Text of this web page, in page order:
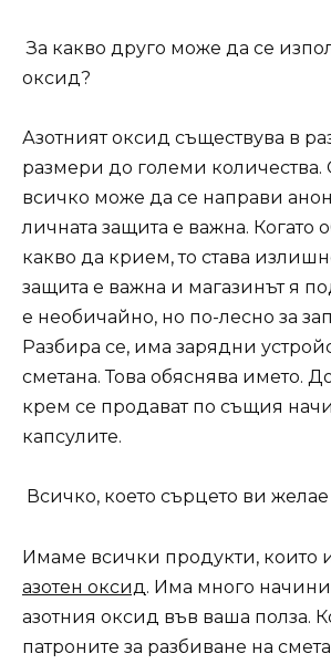
За какво друго може да се
оксид?
Азотният оксид съществува в
размери до големи количества.
всичко може да се направи
личната защита е важна. Когато
какво да крием, то става
защита е важна и магазинът я
е необичайно, но по-лесно за
Разбира се, има зарядни
сметана. Това обяснява името.
крем се продават по същия
капсулите.
Всичко, което сърцето ви желае
Имаме всички продукти, които
азотен оксид . Има много начини
азотния оксид във ваша полза.
патроните за разбиване на